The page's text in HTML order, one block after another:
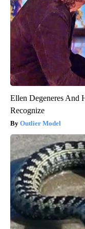
Ellen Degeneres And
Recognize
Outlier Model